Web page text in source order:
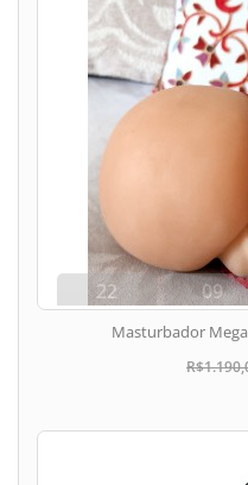
22
dias
09
hora
Masturbador